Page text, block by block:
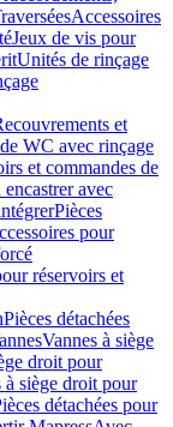
Accessoires
Jeux de vis pour
Unités de rinçage
et
WC avec rinçage
et commandes de
avec
Pièces
pour
réservoirs et
Pièces détachées
Vannes à siège
droit pour
à siège droit pour
détachées pour